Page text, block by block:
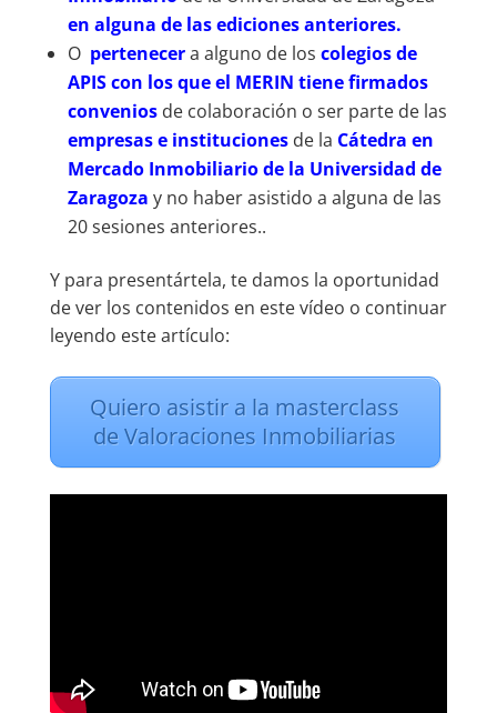
en alguna de las ediciones anteriores.
O pertenecera alguno de los colegios de
APIS con los que el MERIN tiene firmados
convenios de colaboración o ser parte de las
empresas e instituciones de la Cátedra en
Mercado Inmobiliario de la Universidad de
Zaragoza y no haber asistido a alguna de las
20 sesiones anteriores..
Y para presentártela, te damos la oportunidad
de ver los contenidos en este vídeo o continuar
leyendo este artículo:
Quiero asistir a la masterclass
de Valoraciones Inmobiliarias